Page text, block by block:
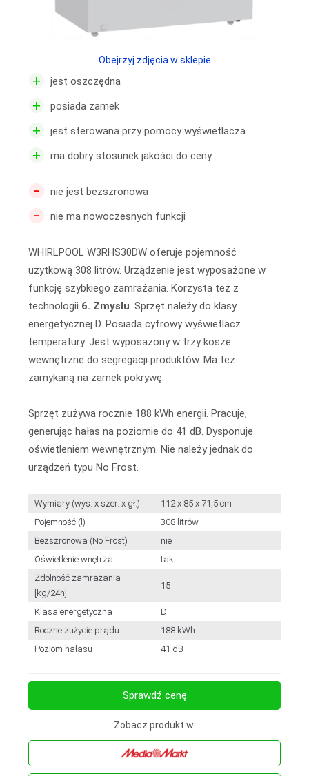
+ jest oszczędna
+ posiada zamek
+ jest sterowana przy pomocy wyświetlacza
+ ma dobry stosunek jakości do ceny
- nie jest bezszronowa
- nie ma nowoczesnych funkcji
WHIRLPOOL W3RHS30DW oferuje pojemność
użytkową 308 litrów. Urządzenie jest wyposażone w
funkcję szybkiego zamrażania. Korzysta też z
technologii 6. Zmysłu. Sprzęt należy do klasy
energetycznej D. Posiada cyfrowy wyświetlacz
temperatury. Jest wyposażony w trzy kosze
wewnętrzne do segregacji produktów. Ma też
zamykaną na zamek pokrywę.
Sprzęt zużywa rocznie 188 kWh energii. Pracuje,
generując hałas na poziomie do 41 dB. Dysponuje
oświetleniem wewnętrznym. Nie należy jednak do
urządzeń typu No Frost.
Wymiary (wys. x szer. x gł.)
112 x 85 x 71,5 cm
Pojemność (l)
308 litrów
Bezszronowa (No Frost)
nie
Oświetlenie wnętrza
tak
Zdolność zamrażania
[kg/24h]
15
Klasa energetyczna
D
Roczne zużycie prądu
188 kWh
Poziom hałasu
41 dB
Obejrzyj zdjęcia w sklepie
Sprawdź cenę
Zobacz produkt w: